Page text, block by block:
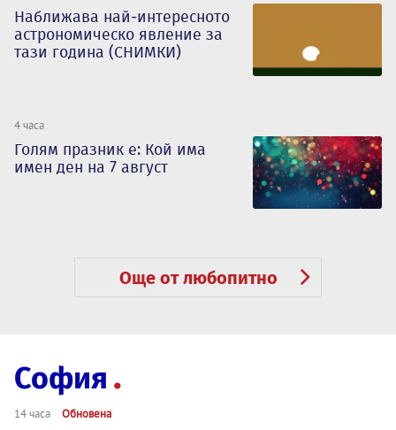
Наближава най-интересното
астрономическо явление за
тази година (СНИМКИ)
4 часа
Голям празник е: Кой има
имен ден на 7 август
Още от любопитно
София
14 часа Обновена